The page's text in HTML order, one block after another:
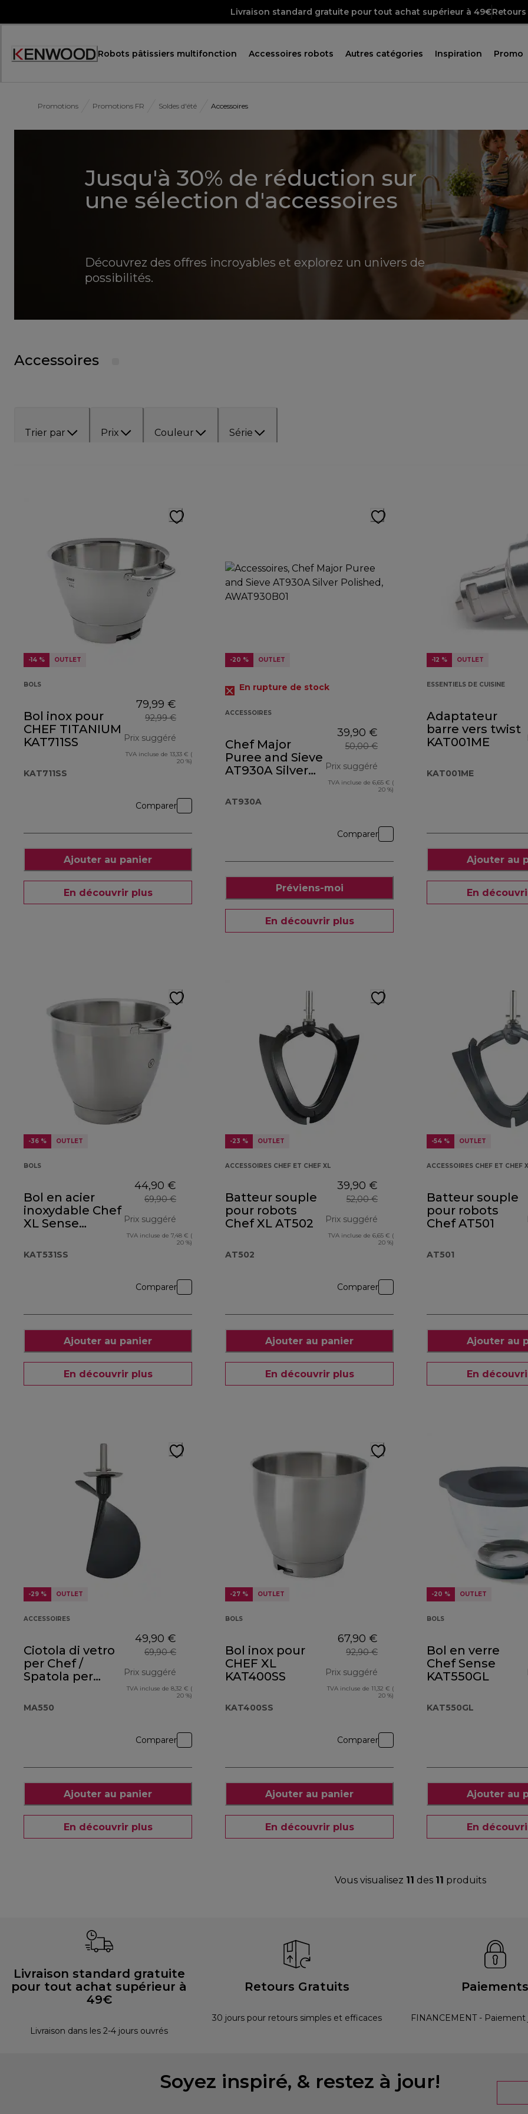
Livraison standard gratuite pour tout achat supérieur à 49€
Robots pâtissiers multifonction Accessoires robots Autres catégories Inspiration Promo
Promotions Promotions FR Soldes d'été Accessoires
Jusqu'à 30% de réduction sur
une sélection d'accessoires
Découvrez des offres incroyables et explorez un univers de
possibilités.
Accessoires
Trier par Prix Couleur Série
-14 % OUTLET
BOLS
Bol inox pour
CHEF TITANIUM
KAT711SS
KAT711SS
79,99 €
92,99 €
Prix suggéré
prix original 92,99 €
TVA incluse de 13,33 € (
20 %)
Comparer
Ajouter au panier
En découvrir plus
-20 % OUTLET
En rupture de stock
ACCESSOIRES
Chef Major
Puree and Sieve
AT930A Silver
AT930A
39,90 €
50,00 €
Prix suggéré
prix original 50,00 €
TVA incluse de 6,65 € (
20 %)
Comparer
Préviens-moi
En découvrir plus
-12 % OUTLET
ESSENTIELS DE CUISINE
Adaptateur
barre vers twist
KAT001ME
KAT001ME
Ajouter au
En
-36 % OUTLET
BOLS
Bol en acier
inoxydable Chef
XL Sense
KAT531SS
44,90 €
69,90 €
Prix suggéré
prix original 69,90 €
TVA incluse de 7,48 € (
20 %)
Comparer
Ajouter au panier
En découvrir plus
-23 % OUTLET
ACCESSOIRES CHEF ET CHEF XL
Batteur souple
pour robots
Chef XL AT502
AT502
39,90 €
52,00 €
Prix suggéré
prix original 52,00 €
TVA incluse de 6,65 € (
20 %)
Comparer
Ajouter au panier
En découvrir plus
-54 % OUTLET
ACCESSOIRES CHEF ET CHEF
Batteur souple
pour robots
Chef AT501
AT501
Ajouter au
En
-29 % OUTLET
ACCESSOIRES
Ciotola di vetro
per Chef /
Spatola per
MA550
MA550
49,90 €
69,90 €
Prix suggéré
prix original 69,90 €
TVA incluse de 8,32 € (
20 %)
Comparer
Ajouter au panier
En découvrir plus
-27 % OUTLET
BOLS
Bol inox pour
CHEF XL
KAT400SS
KAT400SS
67,90 €
92,90 €
Prix suggéré
prix original 92,90 €
TVA incluse de 11,32 € (
20 %)
Comparer
Ajouter au panier
En découvrir plus
-20 % OUTLET
BOLS
Bol en verre
Chef Sense
KAT550GL
KAT550GL
Ajouter au
En
Vous visualisez 11 des 11 produits
Livraison standard gratuite
pour tout achat supérieur à
49€
Livraison dans les 2-4 jours ouvrés
Retours Gratuits
30 jours pour retours simples et efficaces
Paiements
FINANCEMENT - Paiement
Soyez inspiré, & restez à jour!